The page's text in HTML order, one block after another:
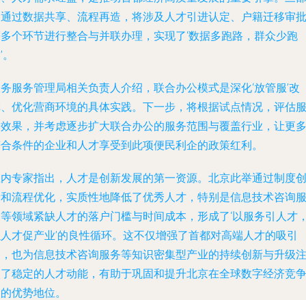
过数据共享、流程再造，将涉及人才引进认定、户籍迁移审批
个环节进行整合与并联办理，实现了‘数据多跑路，群众少跑
服务管理局相关负责人介绍，联合办公模式是深化‘放管服’改
优化营商环境的具体实践。下一步，将根据试点情况，评估服
果，并考虑逐步扩大联合办公的服务范围与覆盖行业，让更多
条件的企业和人才享受到此项便民利企的政策红利。
专家指出，人才是创新发展的第一资源。北京此举通过制度创
流程优化，实质性地降低了优秀人才，特别是信息技术咨询服
领域紧缺人才的落户门槛与时间成本，形成了‘以服务引人才
才促产业’的良性循环。这不仅增强了首都对高端人才的吸引
也为信息技术咨询服务等知识密集型产业的持续创新与升级注
稳定的人才动能，有助于巩固和提升北京在全球数字经济竞争
优势地位。